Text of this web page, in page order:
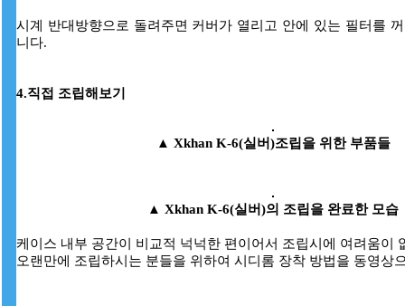
시계 반대방향으로 돌려주면 커버가 열리고 안에 있는 필터를
니다.
4.직접 조립해보기
▲ Xkhan K-6(실버)조립을 위한 부품들
▲ Xkhan K-6(실버)의 조립을 완료한 모습
케이스 내부 공간이 비교적 넉넉한 편이어서 조립시에 여려움이
오랜만에 조립하시는 분들을 위하여 시디롬 장착 방법을 동영상